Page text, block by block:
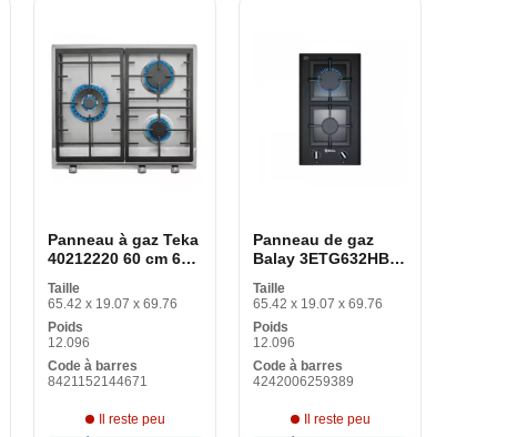
Panneau à gaz Teka
40212220 60 cm 60
Taille
65.42 x 19.07 x 69.76
Poids
12.096
Code à barres
8421152144671
Il reste peu
Panneau de gaz
Balay 3ETG632HB
Taille
65.42 x 19.07 x 69.76
Poids
12.096
Code à barres
4242006259389
Il reste peu